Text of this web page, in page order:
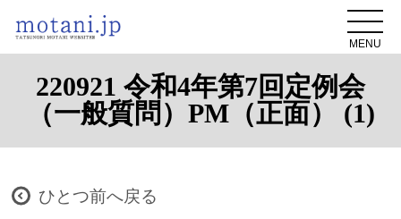
MENU
220921 令和4年第7回定例会
（一般質問）PM（正面） (1)
ひとつ前へ戻る